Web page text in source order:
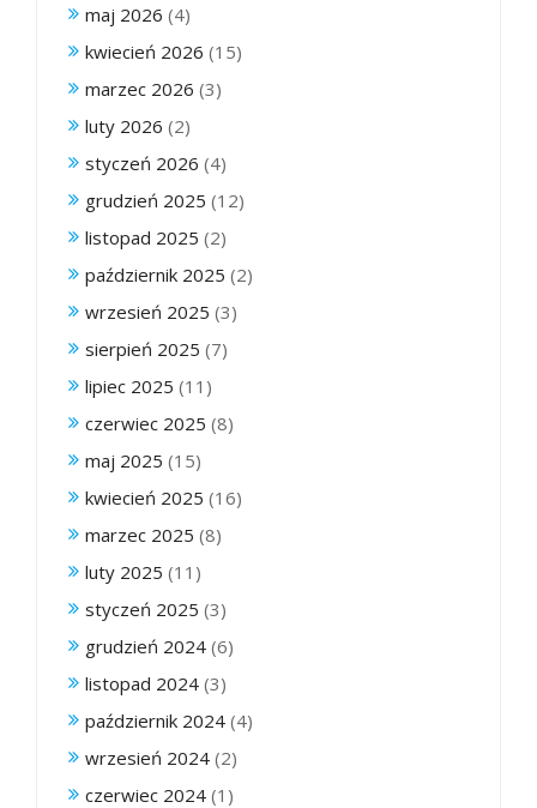
maj 2026 (4)
kwiecień 2026 (15)
marzec 2026 (3)
luty 2026 (2)
styczeń 2026 (4)
grudzień 2025 (12)
listopad 2025 (2)
październik 2025 (2)
wrzesień 2025 (3)
sierpień 2025 (7)
lipiec 2025 (11)
czerwiec 2025 (8)
maj 2025 (15)
kwiecień 2025 (16)
marzec 2025 (8)
luty 2025 (11)
styczeń 2025 (3)
grudzień 2024 (6)
listopad 2024 (3)
październik 2024 (4)
wrzesień 2024 (2)
czerwiec 2024 (1)